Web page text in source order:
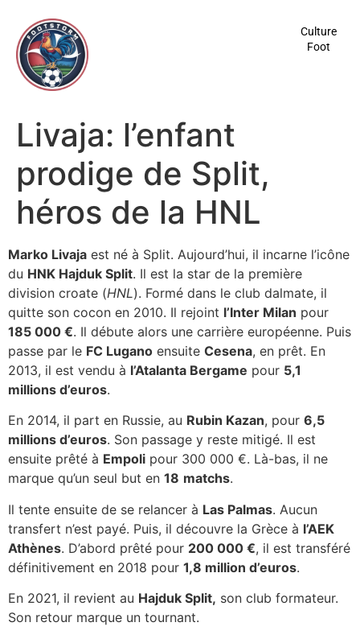
principal
Culture
Foot
Livaja: l’enfant
prodige de Split,
héros de la HNL
Marko Livaja est né à Split. Aujourd’hui, il incarne l’icône
du HNK Hajduk Split. Il est la star de la première
division croate (HNL). Formé dans le club dalmate, il
quitte son cocon en 2010. Il rejoint l’Inter Milan pour
185 000 €. Il débute alors une carrière européenne. Puis
passe par le FC Lugano ensuite Cesena, en prêt. En
2013, il est vendu à l’Atalanta Bergame pour 5,1
millions d’euros.
En 2014, il part en Russie, au Rubin Kazan, pour 6,5
millions d’euros. Son passage y reste mitigé. Il est
ensuite prêté à Empoli pour 300 000 €. Là-bas, il ne
marque qu’un seul but en 18 matchs.
Il tente ensuite de se relancer à Las Palmas. Aucun
transfert n’est payé. Puis, il découvre la Grèce à l’AEK
Athènes. D’abord prêté pour 200 000 €, il est transféré
définitivement en 2018 pour 1,8 million d’euros.
En 2021, il revient au Hajduk Split, son club formateur.
Son retour marque un tournant.